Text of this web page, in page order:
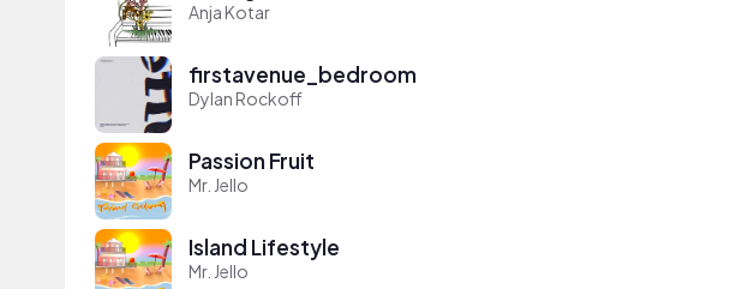
Anja Kotar
firstavenue_bedroom
Dylan Rockoff
Passion Fruit
Mr. Jello
Island Lifestyle
Mr. Jello